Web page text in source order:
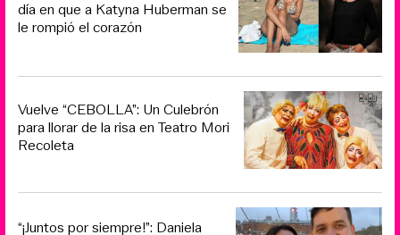
día en que a Katyna Huberman se
le rompió el corazón
Vuelve “CEBOLLA”: Un Culebrón
para llorar de la risa en Teatro Mori
Recoleta
“¡Juntos por siempre!”: Daniela